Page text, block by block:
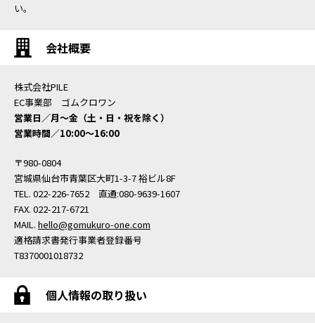
い。
会社概要
株式会社PILE
EC事業部 ゴムクロワン
営業日／月〜金（土・日・祝を除く）
営業時間／10:00〜16:00
〒980-0804
宮城県仙台市青葉区大町1-3-7 裕ビル8F
TEL. 022-226-7652 直通:080-9639-1607
FAX. 022-217-6721
MAIL. hello@gomukuro-one.com
適格請求書発行事業者登録番号
T8370001018732
個人情報の取り扱い